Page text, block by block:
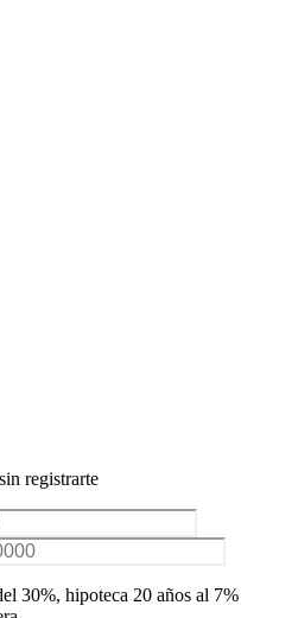
registrarte
30%, hipoteca 20 años al 7%